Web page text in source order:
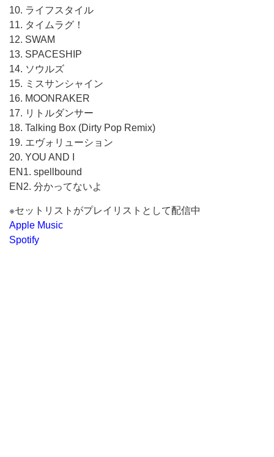
10. ライフスタイル
11. タイムラグ！
12. SWAM
13. SPACESHIP
14. ソウルズ
15. ミスサンシャイン
16. MOONRAKER
17. リトルダンサー
18. Talking Box (Dirty Pop Remix)
19. エヴォリューション
20. YOU AND I
EN1. spellbound
EN2. 分かってないよ
※セットリストがプレイリストとして配信中
Apple Music
Spotify